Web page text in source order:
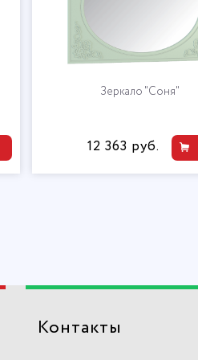
Зеркало "Соня"
12 363 руб.
Контакты